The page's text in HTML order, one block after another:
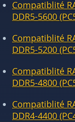
Compatiblité
DDR5-5600
Compatiblité
DDR5-5200
Compatiblité
DDR5-4800
Compatiblité
DDR4-4400